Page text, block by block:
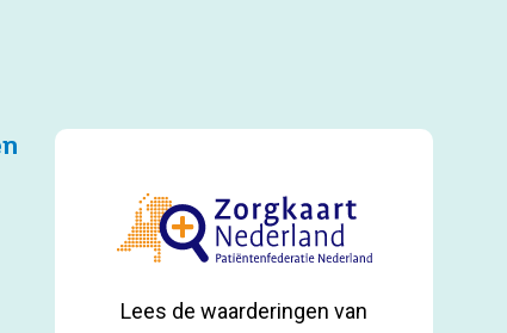
Lees de waarderingen van